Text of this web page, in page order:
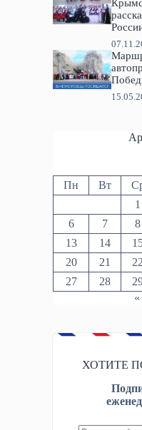
Пн Вт
1
6
7 8
13
14
20
21 22
27
28
ХОТИТЕ